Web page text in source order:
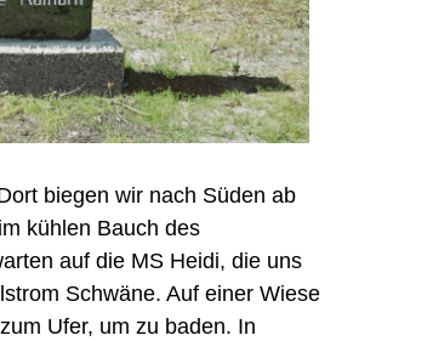
biegen wir nach Süden ab
kühlen Bauch des
auf die MS Heidi, die uns
Schwäne. Auf einer Wiese
Ufer, um zu baden. In